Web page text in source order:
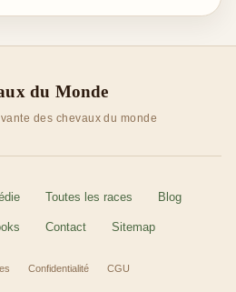
du Monde
des chevaux du monde
Toutes les races Blog
Contact Sitemap
Confidentialité CGU